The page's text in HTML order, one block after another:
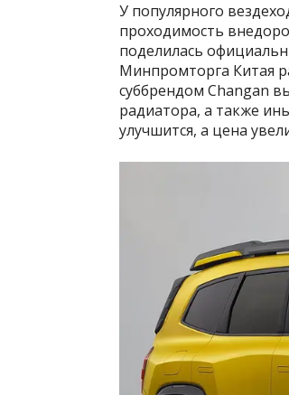
У популярного
проходимость
поделилась
Минпромторга Китая
суббрендом Changan
радиатора, а также
улучшится, а цена